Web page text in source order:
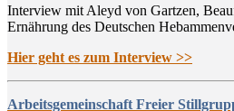
Interview mit Aleyd von Gartzen,
Ernährung des Deutschen
Hier geht es zum Interview >>
Arbeitsgemeinschaft Freier